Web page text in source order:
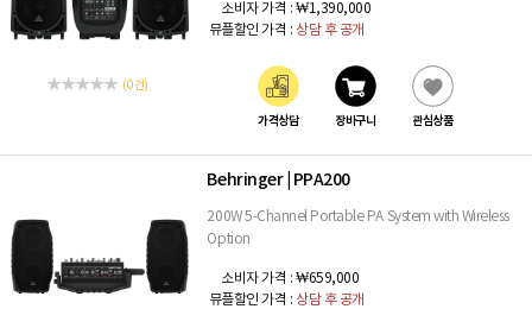
(0 건)
소비자 가격 : ₩1,390,000
뮤플할인 가격 : 상담 후 공개
가격상담 장바구니 관심상품
Behringer PPA200
200W 5-Channel Portable PA System with Wireless
Option
소비자 가격 : ₩659,000
뮤플할인 가격 : 상담 후 공개